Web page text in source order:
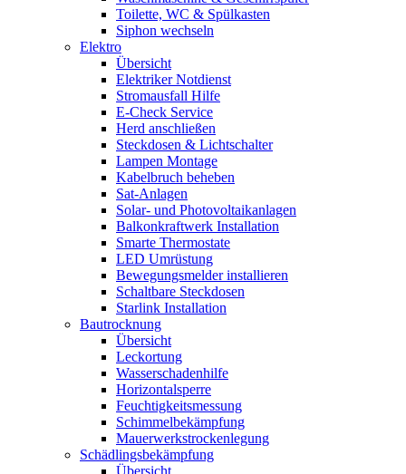
Toilette, WC & Spülkasten
Siphon wechseln
Elektro
Übersicht
Elektriker Notdienst
Stromausfall Hilfe
E-Check Service
Herd anschließen
Steckdosen & Lichtschalter
Lampen Montage
Kabelbruch beheben
Sat-Anlagen
Solar- und Photovoltaikanlagen
Balkonkraftwerk Installation
Smarte Thermostate
LED Umrüstung
Bewegungsmelder installieren
Schaltbare Steckdosen
Starlink Installation
Bautrocknung
Übersicht
Leckortung
Wasserschadenhilfe
Horizontalsperre
Feuchtigkeitsmessung
Schimmelbekämpfung
Mauerwerkstrockenlegung
Schädlingsbekämpfung
Übersicht